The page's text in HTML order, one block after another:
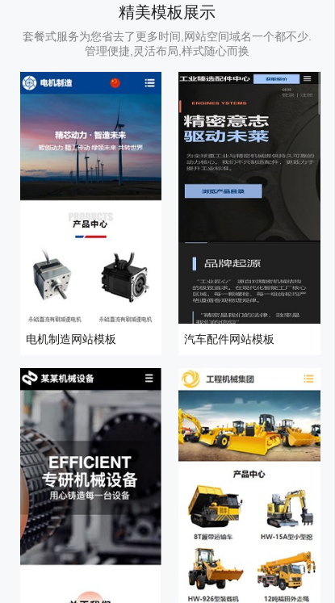
精美模板展示
套餐式服务为您省去了更多时间,网站空间域名一个都不少.
管理便捷,灵活布局,样式随心而换
电机制造网站模板 汽车配件网站模板